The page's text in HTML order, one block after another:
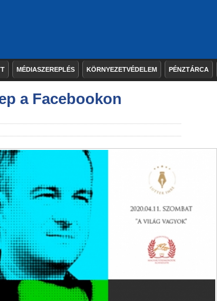
MÉDIASZEREPLÉS KÖRNYEZETVÉDELEM PÉNZTÁRCA
a Facebookon